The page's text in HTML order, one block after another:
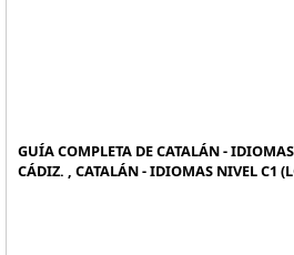
GUÍA COMPLETA DE CATALÁN -
CÁDIZ. , CATALÁN - IDIOMAS NIVEL C1